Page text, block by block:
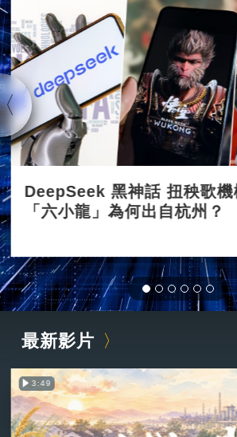
DeepSeek 黑神話 扭秧歌
「六小龍」為何出自杭州？
最新影片
3:49